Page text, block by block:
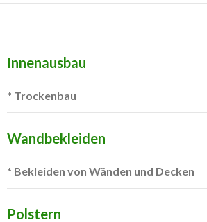
Innenausbau
* Trockenbau
Wandbekleiden
* Bekleiden von Wänden und Decken
Polstern